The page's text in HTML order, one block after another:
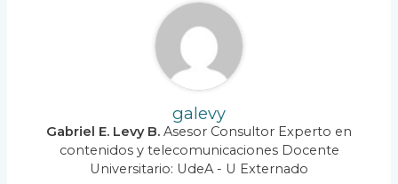
galevy
Gabriel E. Levy B. Asesor Consultor Experto en
contenidos y telecomunicaciones Docente
Universitario: UdeA - U Externado